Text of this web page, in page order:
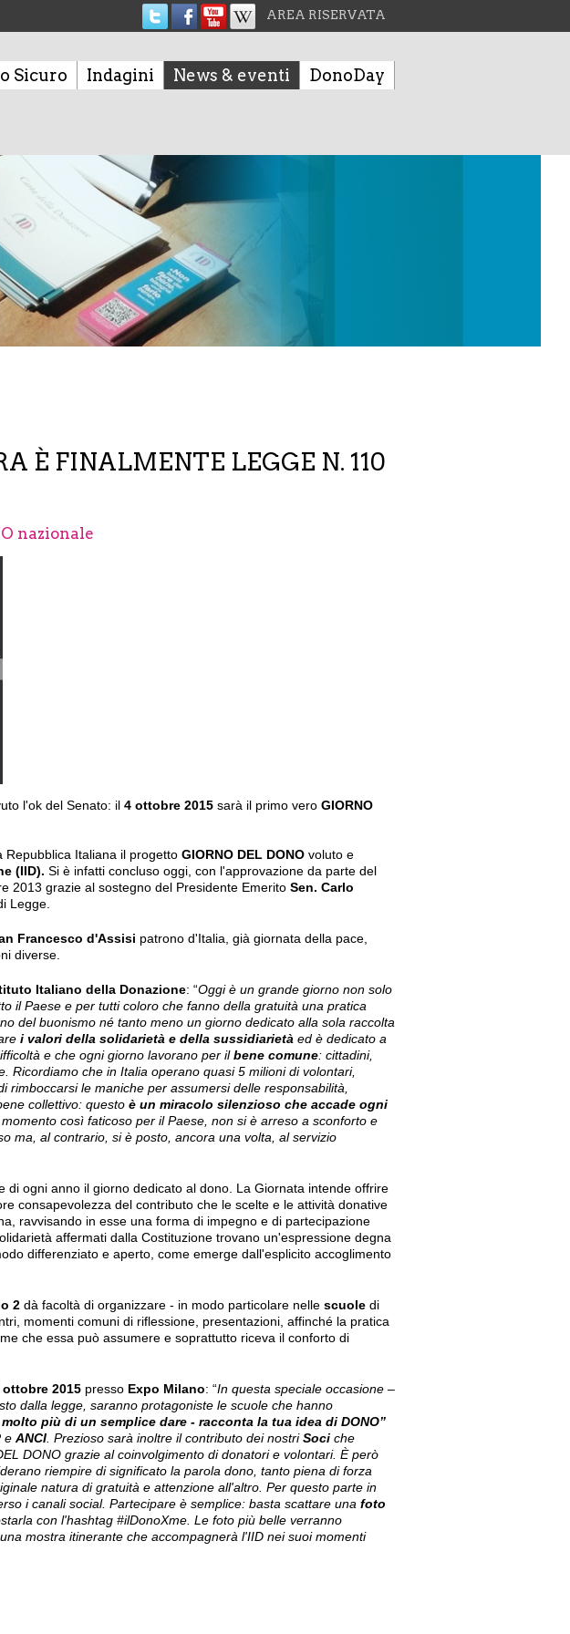
AREA RISERVATA
Sicuro Indagini News & eventi DonoDay
È FINALMENTE LEGGE N. 110
nazionale
l'ok del Senato: il 4 ottobre 2015 sarà il primo vero GIORNO
Italiana il progetto GIORNO DEL DONO voluto e
(IID). Si è infatti concluso oggi, con l'approvazione da parte del
2013 grazie al sostegno del Presidente Emerito Sen. Carlo
Legge.
Francesco d'Assisi patrono d'Italia, già giornata della pace,
diverse.
Italiano della Donazione: “Oggi è un grande giorno non solo
il Paese e per tutti coloro che fanno della gratuità una pratica
del buonismo né tanto meno un giorno dedicato alla sola raccolta
i valori della solidarietà e della sussidiarietà ed è dedicato a
e che ogni giorno lavorano per ilbene comune: cittadini,
Ricordiamo che in Italia operano quasi 5 milioni di volontari,
rimboccarsi le maniche per assumersi delle responsabilità,
collettivo: questo è un miracolo silenzioso che accade ogni
così faticoso per il Paese, non si è arreso a sconforto e
ma, al contrario, si è posto, ancora una volta, al servizio
di ogni anno il giorno dedicato al dono. La Giornata intende offrire
consapevolezza del contributo che le scelte e le attività donative
ravvisando in esse una forma di impegno e di partecipazione
affermati dalla Costituzione trovano un'espressione degna
differenziato e aperto, come emerge dall'esplicito accoglimento
2 dà facoltà di organizzare - in modo particolare nelle scuole di
momenti comuni di riflessione, presentazioni, affinché la pratica
che essa può assumere e soprattutto riceva il conforto di
ottobre 2015 presso Expo Milano: “In questa speciale occasione –
dalla legge, saranno protagoniste le scuole che hanno
molto più di un semplice dare - racconta la tua idea di DONO”
e ANCI . Prezioso sarà inoltre il contributo dei nostriSoci che
DONO grazie al coinvolgimento di donatori e volontari. È però
riempire di significato la parola dono, tanto piena di forza
natura di gratuità e attenzione all'altro. Per questo parte in
i canali social. Partecipare è semplice: basta scattare una foto
con l'hashtag #ilDonoXme. Le foto più belle verranno
mostra itinerante che accompagnerà l'IID nei suoi momenti